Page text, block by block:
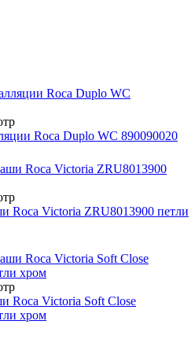
Roca Duplo WC 890090020
Roca Victoria ZRU8013900 петли
Roca Victoria Soft Close
хром